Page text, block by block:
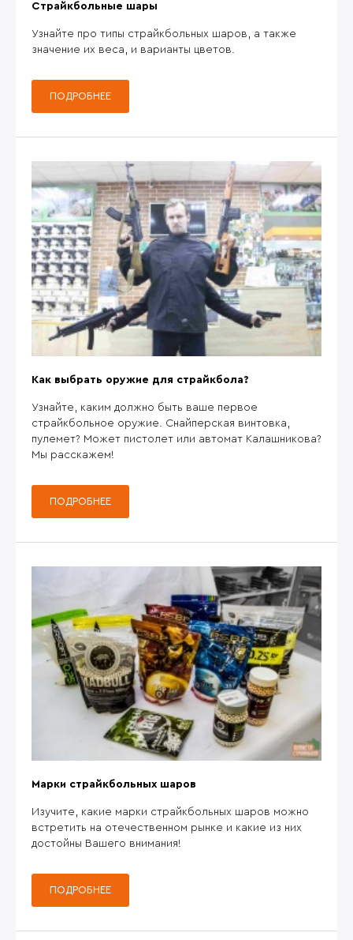
Страйкбольные шары
Узнайте про типы страйкбольных шаров, а также
значение их веса, и варианты цветов.
ПОДРОБНЕЕ
Как выбрать оружие для страйкбола?
Узнайте, каким должно быть ваше первое
страйкбольное оружие. Снайперская винтовка,
пулемет? Может пистолет или автомат Калашникова?
Мы расскажем!
ПОДРОБНЕЕ
Марки страйкбольных шаров
Изучите, какие марки страйкбольных шаров можно
встретить на отечественном рынке и какие из них
достойны Вашего внимания!
ПОДРОБНЕЕ